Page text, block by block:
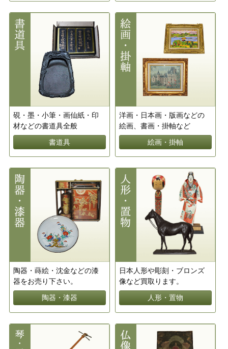
硯・墨・小筆・画仙紙・印
材などの書道具全般
書道具
洋画・日本画・版画などの
絵画、書画・掛軸など
絵画・掛軸
陶器・蒔絵・沈金などの漆
器をお売り下さい。
陶器・漆器
日本人形や彫刻・ブロンズ
像など買取ります。
人形・置物